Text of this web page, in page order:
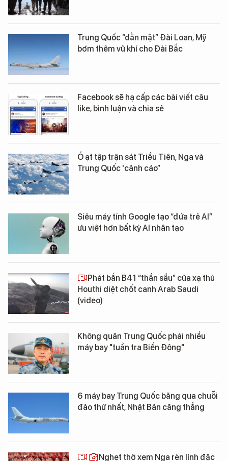
Trung Quốc “dằn mặt” Đài Loan, Mỹ
bơm thêm vũ khí cho Đài Bắc
Facebook sẽ hạ cấp các bài viết câu
like, bình luận và chia sẻ
Ồ ạt tập trận sát Triều Tiên, Nga và
Trung Quốc 'cảnh cáo”
Siêu máy tính Google tạo “đứa trẻ AI”
ưu việt hơn bất kỳ AI nhân tạo
Phát bắn B41 “thần sầu” của xạ thủ
Houthi diệt chốt canh Arab Saudi
(video)
Không quân Trung Quốc phái nhiều
máy bay "tuần tra Biển Đông"
6 máy bay Trung Quốc băng qua chuỗi
đảo thứ nhất, Nhật Bản căng thẳng
Nghẹt thở xem Nga rèn lính đặc